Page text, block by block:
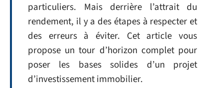
particuliers. Mais derrière l’attrait du
rendement, il y a des étapes à respecter et
des erreurs à éviter. Cet article vous
propose un tour d’horizon complet pour
poser les bases solides d’un projet
d’investissement immobilier.